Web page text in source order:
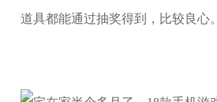
道具都能通过抽奖得到，比较良心。